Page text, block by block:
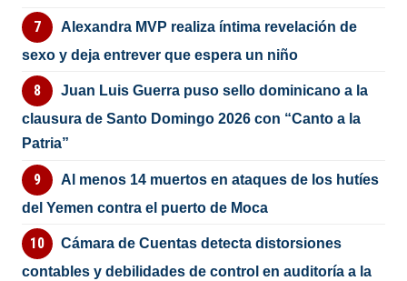
Alexandra MVP realiza íntima revelación de
sexo y deja entrever que espera un niño
Juan Luis Guerra puso sello dominicano a la
clausura de Santo Domingo 2026 con “Canto a la
Patria”
Al menos 14 muertos en ataques de los hutíes
del Yemen contra el puerto de Moca
Cámara de Cuentas detecta distorsiones
contables y debilidades de control en auditoría a la